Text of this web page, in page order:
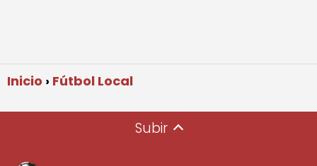
Inicio Fútbol Local
Subir